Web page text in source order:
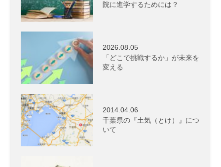
院に進学するためには？
2026.08.05
「どこで挑戦するか」が未来を
変える
2014.04.06
千葉県の『土気（とけ）』につ
いて